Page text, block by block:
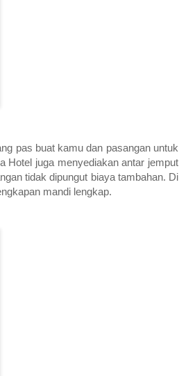
pas buat kamu dan pasangan untuk
Hotel juga menyediakan antar jemput
tidak dipungut biaya tambahan. Di
mandi lengkap.